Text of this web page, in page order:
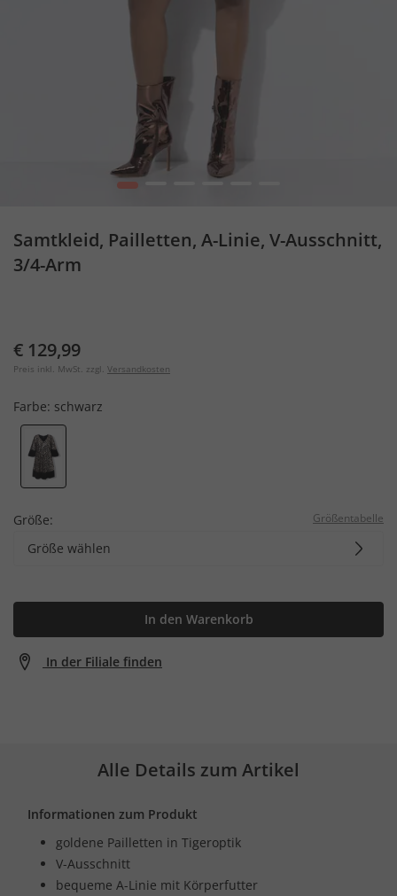
1
Samtkleid, Pailletten, A-Linie, V-Ausschnitt,
3/4-Arm
€ 129,99
Preis inkl. MwSt. zzgl. Versandkosten
Farbe: schwarz
Größe: Größentabelle
Größe wählen
In den Warenkorb
In der Filiale finden
Alle Details zum Artikel
Informationen zum Produkt
goldene Pailletten in Tigeroptik
V-Ausschnitt
bequeme A-Linie mit Körperfutter